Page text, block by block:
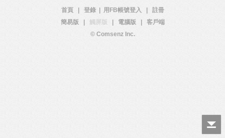
首頁 登錄 用FB帳號登入
註冊
簡易版
觸屏版 電腦版
客戶端
© Comsenz Inc.